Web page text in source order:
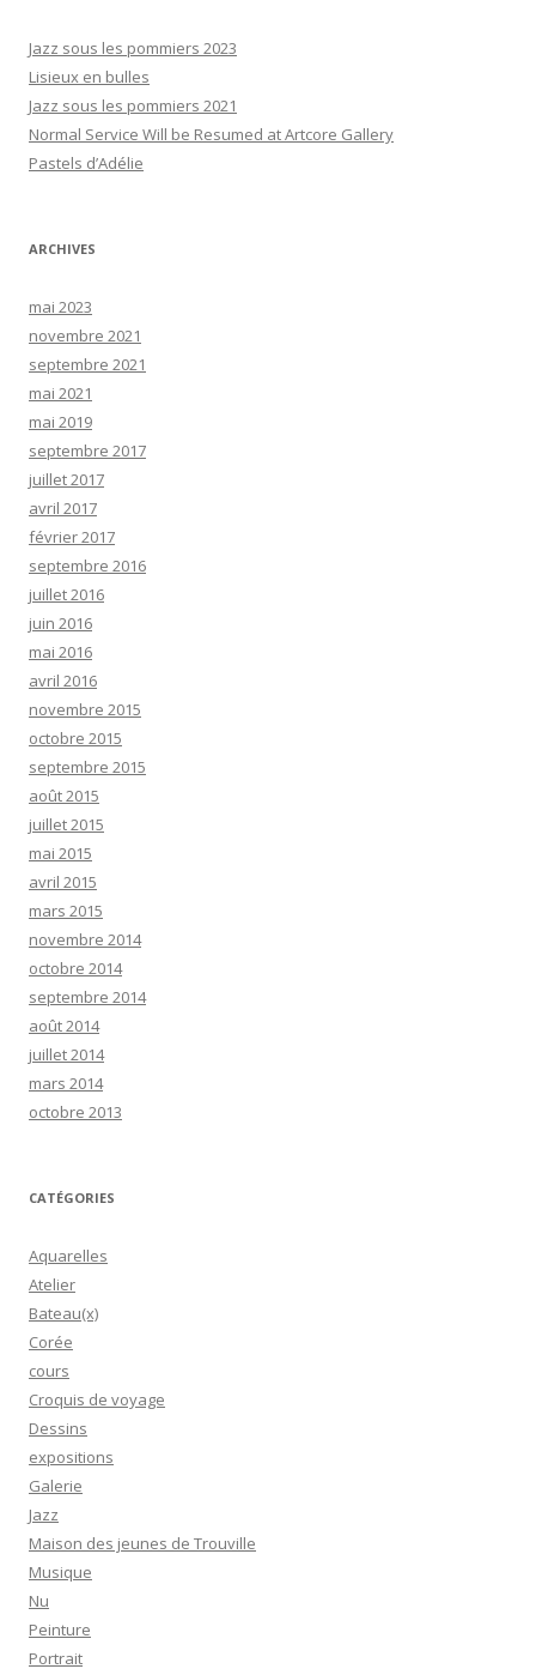
Jazz sous les pommiers 2023
Lisieux en bulles
Jazz sous les pommiers 2021
Normal Service Will be Resumed at Artcore Gallery
Pastels d’Adélie
ARCHIVES
mai 2023
novembre 2021
septembre 2021
mai 2021
mai 2019
septembre 2017
juillet 2017
avril 2017
février 2017
septembre 2016
juillet 2016
juin 2016
mai 2016
avril 2016
novembre 2015
octobre 2015
septembre 2015
août 2015
juillet 2015
mai 2015
avril 2015
mars 2015
novembre 2014
octobre 2014
septembre 2014
août 2014
juillet 2014
mars 2014
octobre 2013
CATÉGORIES
Aquarelles
Atelier
Bateau(x)
Corée
cours
Croquis de voyage
Dessins
expositions
Galerie
Jazz
Maison des jeunes de Trouville
Musique
Nu
Peinture
Portrait